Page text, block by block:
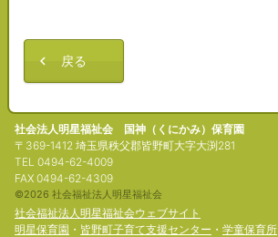
戻る
社会法人明星福祉会 国神（くにかみ）保育園
〒369-1412 埼玉県秩父郡皆野町大字大渕281
TEL 0494-62-4009
FAX 0494-62-4309
©2026 社会福祉法人明星福祉会
社会福祉法人明星福祉会ウェブサイト
明星保育園 ・ 皆野町子育て支援センター ・ 学童保育所